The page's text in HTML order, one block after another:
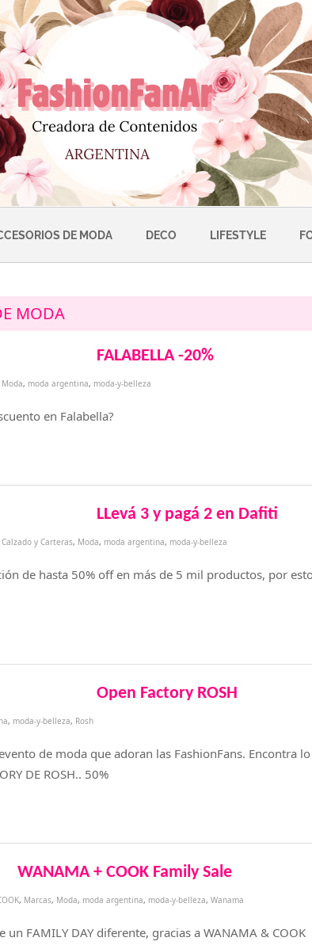
DE MODA DECO LIFESTYLE
MODA
FALABELLA -20%
Moda, moda argentina, moda-y-belleza
en Falabella?
LLevá 3 y pagá 2 en Dafiti
Calzado y Carteras, Moda, moda argentina, moda-y-belleza
de hasta 50% off en más de 5 mil productos, por
Open Factory ROSH
, moda-y-belleza, Rosh
de moda que adoran las FashionFans. Encontra
DE ROSH.. 50%
WANAMA + COOK Family Sale
, Marcas, Moda, moda argentina, moda-y-belleza, Wanama
FAMILY DAY diferente, gracias a WANAMA & COOK